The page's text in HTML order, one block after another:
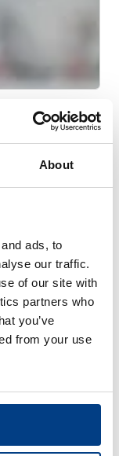
About
ads, to
our traffic.
of our site with
partners who
you’ve
from your use
处理变形